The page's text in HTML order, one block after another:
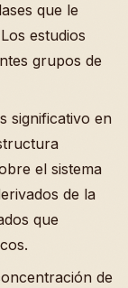
que le
estudios
grupos de
significativo en
el sistema
de la
que
de